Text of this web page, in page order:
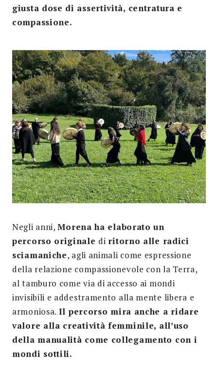
giusta dose di assertività, centratura e
compassione.
Negli anni,Morena ha elaborato un
percorso originale di ritorno alle radici
sciamaniche, agli animali come espressione
della relazione compassionevole con la Terra,
al tamburo come via di accesso ai mondi
invisibili e addestramento alla mente libera e
armoniosa. Il percorso mira anche a ridare
valore alla creatività femminile, all’uso
della manualità come collegamento con i
mondi sottili.